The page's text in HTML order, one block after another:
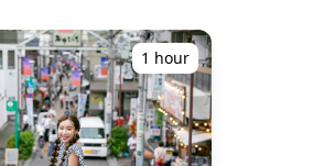
1 hour